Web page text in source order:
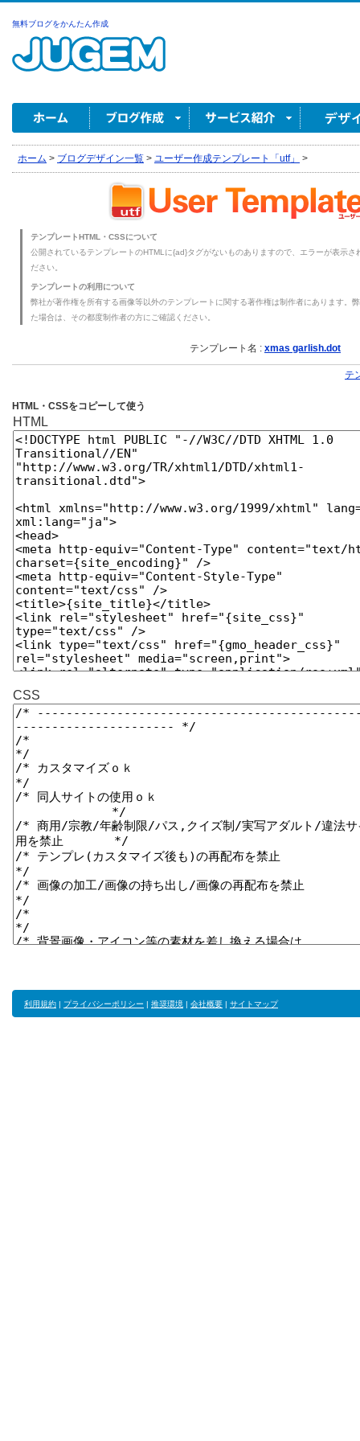
無料ブログをかんたん作成
ホーム > ブログデザイン一覧 > ユーザー作成テンプレート「utf」 >
テンプレートHTML・CSSについて
公開されているテンプレートのHTMLに{ad}タグがないものありますので、エラーが表示
ださい。
テンプレートの利用について
弊社が著作権を所有する画像等以外のテンプレートに関する著作権は制作者にあります。
た場合は、その都度制作者の方にご確認ください。
テンプレート名 : xmas garlish.dot
テ
HTML・CSSをコピーして使う
HTML
CSS
利用規約 | プライバシーポリシー | 推奨環境 | 会社概要 | サイトマップ